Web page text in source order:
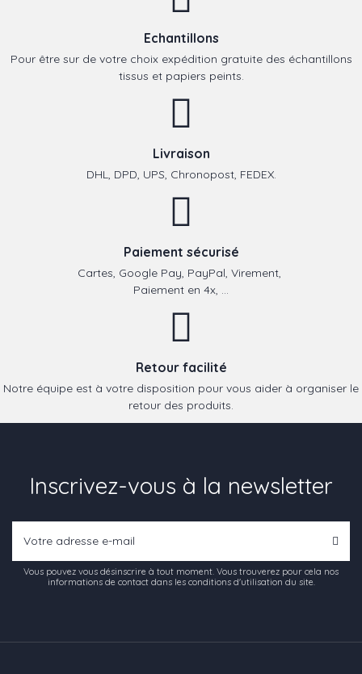
Echantillons
Pour être sur de votre choix expédition gratuite des échantillons
tissus et papiers peints.
Livraison
DHL, DPD, UPS, Chronopost, FEDEX.
Paiement sécurisé
Cartes, Google Pay, PayPal, Virement,
Paiement en 4x, ...
Retour facilité
Notre équipe est à votre disposition pour vous aider à organiser le
retour des produits.
Inscrivez-vous à la newsletter
Vous pouvez vous désinscrire à tout moment. Vous trouverez pour cela nos
informations de contact dans les conditions d'utilisation du site.